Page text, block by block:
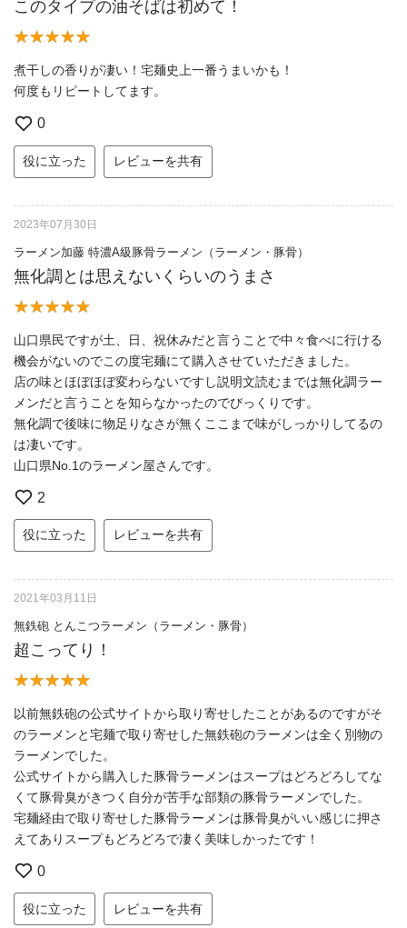
このタイプの油そばは初めて！
煮干しの香りが凄い！宅麺史上一番うまいかも！
何度もリピートしてます。
0
役に立った レビューを共有
2023年07月30日
ラーメン加藤 特濃A級豚骨ラーメン（ラーメン・豚骨）
無化調とは思えないくらいのうまさ
山口県民ですが土、日、祝休みだと言うことで中々食べに行ける
機会がないのでこの度宅麺にて購入させていただきました。
店の味とほぼほぼ変わらないですし説明文読むまでは無化調ラー
メンだと言うことを知らなかったのでびっくりです。
無化調で後味に物足りなさが無くここまで味がしっかりしてるの
は凄いです。
山口県No.1のラーメン屋さんです。
2
役に立った レビューを共有
2021年03月11日
無鉄砲 とんこつラーメン（ラーメン・豚骨）
超こってり！
以前無鉄砲の公式サイトから取り寄せしたことがあるのですがそ
のラーメンと宅麺で取り寄せした無鉄砲のラーメンは全く別物の
ラーメンでした。
公式サイトから購入した豚骨ラーメンはスープはどろどろしてな
くて豚骨臭がきつく自分が苦手な部類の豚骨ラーメンでした。
宅麺経由で取り寄せした豚骨ラーメンは豚骨臭がいい感じに押さ
えてありスープもどろどろで凄く美味しかったです！
0
役に立った レビューを共有